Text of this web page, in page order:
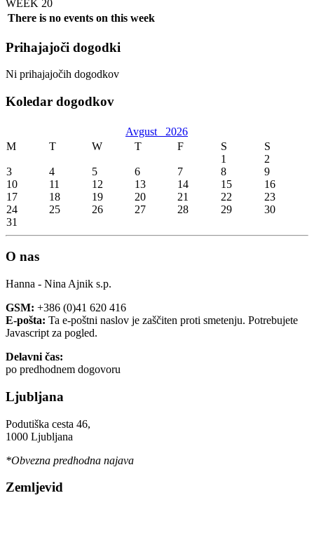
WEEK 20
There is no events on this week
Prihajajoči dogodki
Ni prihajajočih dogodkov
Koledar dogodkov
Avgust 2026
M
T W T F S
S
1
2
3
4 5 6 7 8
9
10
11 12 13 14 15
16
17
18 19 20 21 22
23
24
25 26 27 28 29
30
31
O nas
Hanna - Nina Ajnik s.p.
GSM: +386 (0)41 620 416
E-pošta: Ta e-poštni naslov je zaščiten proti smetenju. Potrebujete
Javascript za pogled.
Delavni čas:
po predhodnem dogovoru
Ljubljana
Podutiška cesta 46,
1000 Ljubljana
*Obvezna predhodna najava
Zemljevid